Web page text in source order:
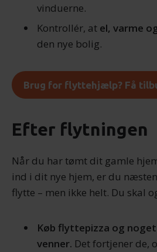
vinduerne.
Kontrollér, at el, varme
den nye bolig.
Brug for flyttehjælp? Få
Efter flytningen
Når du har tømt dit gamle
ind i dit nye hjem, er du
flytte – men ikke helt. Du skal
Køb flyttepizza og
venner. Det fortjener de,